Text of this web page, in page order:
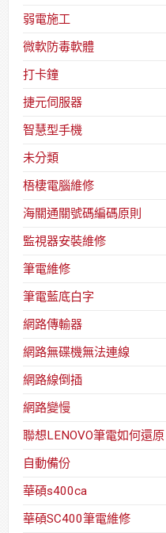
弱電施工
微軟防毒軟體
打卡鐘
捷元伺服器
智慧型手機
未分類
梧棲電腦維修
海關通關號碼編碼原則
監視器安裝維修
筆電維修
筆電藍底白字
網路傳輸器
網路無碟機無法連線
網路線倒插
網路變慢
聯想LENOVO筆電如何還原
自動備份
華碩s400ca
華碩SC400筆電維修